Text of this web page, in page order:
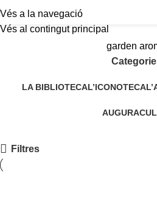
Vés a la navegació
Vés al contingut principal
garden
LA BIBLIOTECAL’ICONOTECA
Filtres